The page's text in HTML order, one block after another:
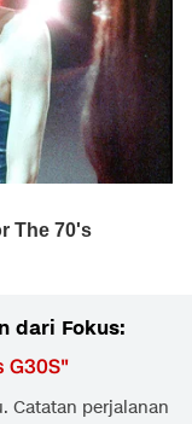
dari Fokus:
G30S"
Catatan perjalanan